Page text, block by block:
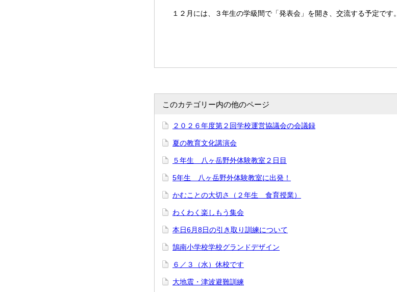
１２月には、３年生の学級間で「発表会」を開き、交流する予定です。
このカテゴリー内の他のページ
２０２６年度第２回学校運営協議会の会議録
夏の教育文化講演会
５年生 八ヶ岳野外体験教室２日目
5年生 八ヶ岳野外体験教室に出発！
かむことの大切さ（２年生 食育授業）
わくわく楽しもう集会
本日6月8日の引き取り訓練について
鵠南小学校学校グランドデザイン
６／３（水）休校です
大地震・津波避難訓練